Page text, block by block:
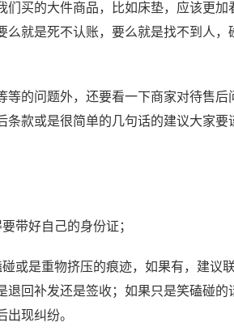
买的大件商品，比如床垫，应该更加
么就是死不认账，要么就是找不到人，
的问题外，还要看一下商家对待售后
款或是很简单的几句话的建议大家要
带好自己的身份证；
或是重物挤压的痕迹，如果有，建议联
回补发还是签收；如果只是笑磕碰的
现纠纷。